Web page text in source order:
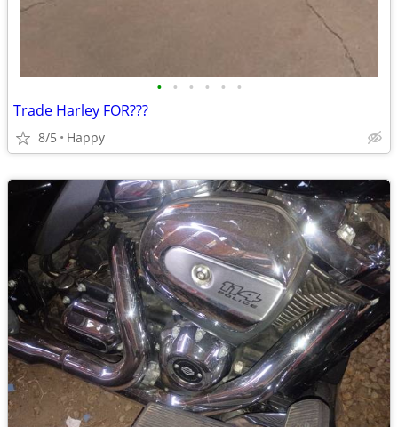
• • • • • •
Trade Harley FOR???
8/5 Happy